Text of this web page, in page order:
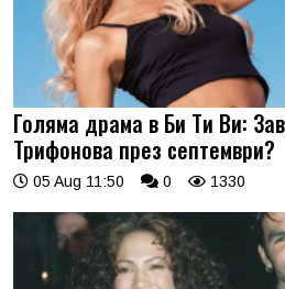
Голяма драма в Би Ти Ви:
Трифонова през септември?
05 Aug 11:50 0 1330